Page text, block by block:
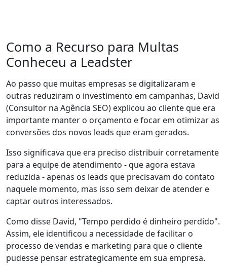
Como a Recurso para Multas
Conheceu a Leadster
Ao passo que muitas empresas se digitalizaram e
outras reduziram o investimento em campanhas, David
(Consultor na Agência SEO) explicou ao cliente que era
importante manter o orçamento e focar em otimizar as
conversões dos novos leads que eram gerados.
Isso significava que era preciso distribuir corretamente
para a equipe de atendimento - que agora estava
reduzida - apenas os leads que precisavam do contato
naquele momento, mas isso sem deixar de atender e
captar outros interessados.
Como disse David, "Tempo perdido é dinheiro perdido".
Assim, ele identificou a necessidade de facilitar o
processo de vendas e marketing para que o cliente
pudesse pensar estrategicamente em sua empresa.